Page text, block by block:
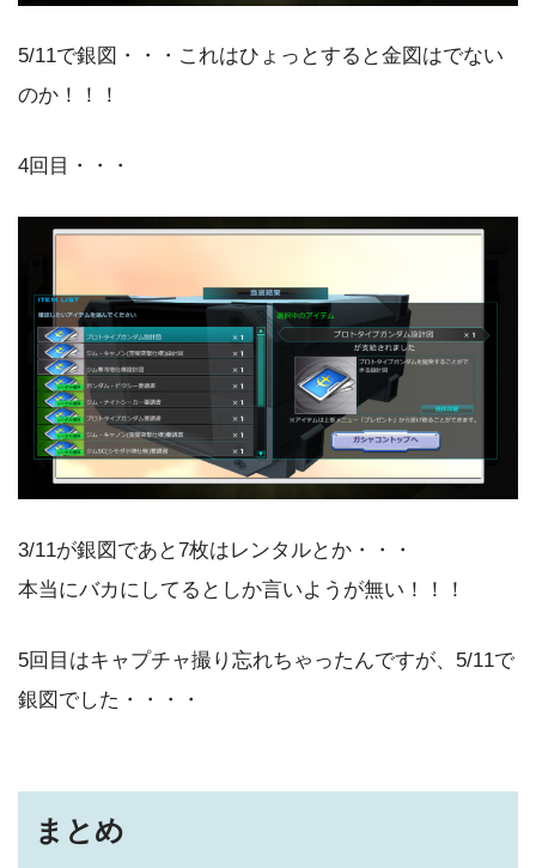
5/11で銀図・・・これはひょっとすると金図はでない
のか！！！
4回目・・・
3/11が銀図であと7枚はレンタルとか・・・
本当にバカにしてるとしか言いようが無い！！！
5回目はキャプチャ撮り忘れちゃったんですが、5/11で
銀図でした・・・・
まとめ